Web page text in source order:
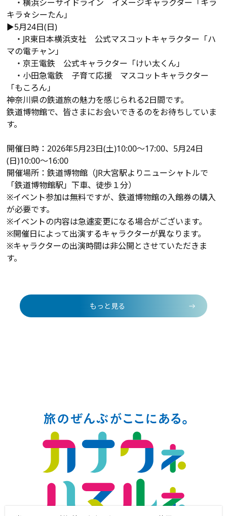
・横浜シーサイドライン イメージキャラクター「キラ
キラ☆シーたん」
▶5月24日(日)
・JR東日本横浜支社 公式マスコットキャラクター「ハ
マの電チャン」
・京王電鉄 公式キャラクター「けい太くん」
・小田急電鉄 子育て応援 マスコットキャラクター
「もころん」
神奈川県の鉄道旅の魅力を感じられる2日間です。
鉄道博物館で、皆さまにお会いできるのをお待ちしていま
す。
開催日時：2026年5月23日(土)10:00～17:00、5月24日
(日)10:00～16:00
開催場所：鉄道博物館（JR大宮駅よりニューシャトルで
「鉄道博物館駅」下車、徒歩１分）
※イベント参加は無料ですが、鉄道博物館の入館券の購入
が必要です。
※イベントの内容は急遽変更になる場合がございます。
※開催日によって出演するキャラクターが異なります。
※キャラクターの出演時間は非公開とさせていただきま
す。
もっと見る